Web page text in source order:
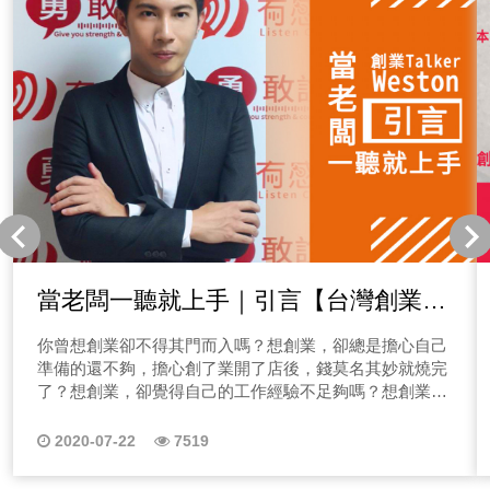
目會教你一堆脫穎而出的方法，想了解怎麼做嗎？歡迎收
聽Allen的Talker秀！ 「點圖片收聽其他系列」
Allen我想開一個IG、FB帳號來做行銷，第一步我該怎麼
做？ 又或者也有人問過Allen，我想成為網紅，你覺得我
適合做什麼樣類型的網紅？也有企業家說，本身想成為網
紅創造粉絲，在把粉絲導入企業品牌，達成透過經營自媒
體來創造營收！ 那我們都說個人品牌時代來臨，人人都
在做，也該做個人品牌，但搞不清楚什麼是品牌，不要妄
想在資訊爆炸的狀況下你能有機會脫穎而出，若搞不清楚
品牌定位，你會不會擔心你的品牌還有機會嗎？ 你的問
題，我們都聽到囉！因此Allen和有感說團隊，決定開一系
列節目來跟大家聊自媒體行銷該怎麼做！本系列節目會教
你一堆脫穎而出的方法，想了解怎麼做嗎？歡迎收聽Allen
的Talker秀！ Allen的TalkerShow│EP01自媒體如何做品
牌定位 本集節目會直擊多數人無法開始經營個人品牌的
理由，如何找出差異化！教你怎麼依照你的目標去定位你
的品牌，有興趣的聽眾朋友們聽起來！收聽前小知識，什
簡單來說就是讓消費者輕鬆認出、聯想到你的產品與服
務，為什麼要購買你的品牌而不是它牌！想知道怎麼做
當老闆一聽就上手｜引言【台灣創業困
境】
你曾想創業卻不得其門而入嗎？想創業，卻總是擔心自己
準備的還不夠，擔心創了業開了店後，錢莫名其妙就燒完
了？想創業，卻覺得自己的工作經驗不足夠嗎？想創業想
Weston的課程當老闆一聽就上手！ 大家好我是
這一系列課程其實是因應朋友們要求而開的，不少想創業
2020-07-22 7519